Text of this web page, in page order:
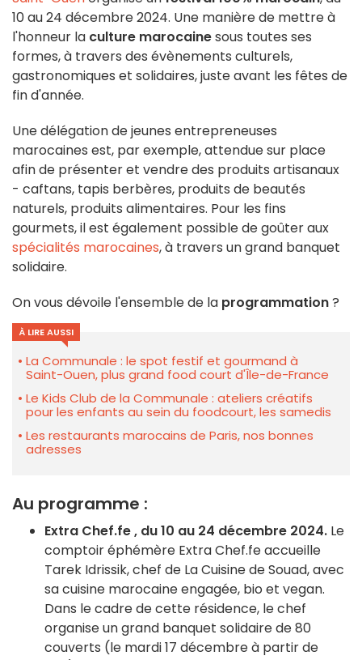
10 au 24 décembre 2024. Une manière de mettre à
l'honneur la culture marocainesous toutes ses
formes, à travers des évènements culturels,
gastronomiques et solidaires, juste avant les fêtes de
fin d'année.
Une délégation de jeunes entrepreneuses
marocaines est, par exemple, attendue sur place
afin de présenter et vendre des produits artisanaux
- caftans, tapis berbères, produits de beautés
naturels, produits alimentaires. Pour les fins
gourmets, il est également possible de goûter aux
spécialités marocaines, à travers un grand banquet
solidaire.
On vous dévoile l'ensemble de la programmation?
À LIRE AUSSI
La Communale : le spot festif et gourmand à
Saint-Ouen, plus grand food court d'Île-de-France
Le Kids Club de la Communale : ateliers créatifs
pour les enfants au sein du foodcourt, les samedis
Les restaurants marocains de Paris, nos bonnes
adresses
Au programme :
Extra Chef.fe , du 10 au 24 décembre 2024. Le
comptoir éphémère Extra Chef.fe accueille
Tarek Idrissik, chef de La Cuisine de Souad, avec
sa cuisine marocaine engagée, bio et vegan.
Dans le cadre de cette résidence, le chef
organise un grand banquet solidaire de 80
couverts (le mardi 17 décembre à partir de